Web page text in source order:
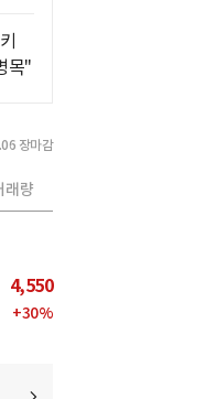
목"
장마감
래량
4,550
+30%